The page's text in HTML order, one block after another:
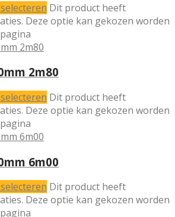
Dit product heeft
Deze optie kan gekozen worden
2m80
Dit product heeft
Deze optie kan gekozen worden
6m00
Dit product heeft
Deze optie kan gekozen worden